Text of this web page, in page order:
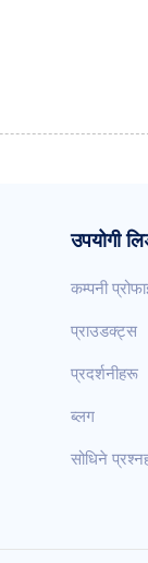
उपयोगी
कम्पनी
प्राउडक्ट्स
प्रदर्शनीहरू
ब्लग
सोधिने